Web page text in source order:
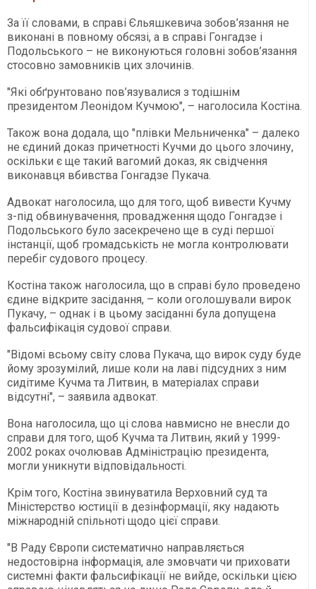
За її словами, в справі Єльяшкевича зобов’язання не
виконані в повному обсязі, а в справі Гонгадзе і
Подольського – не виконуються головні зобов’язання
стосовно замовників цих злочинів.
"Які обґрунтовано пов’язувалися з тодішнім
президентом Леонідом Кучмою", – наголосила Костіна.
Також вона додала, що "плівки Мельниченка" – далеко
не єдиний доказ причетності Кучми до цього злочину,
оскільки є ще такий вагомий доказ, як свідчення
виконавця вбивства Гонгадзе Пукача.
Адвокат наголосила, що для того, щоб вивести Кучму
з-під обвинувачення, провадження щодо Гонгадзе і
Подольського було засекречено ще в суді першої
інстанції, щоб громадськість не могла контролювати
перебіг судового процесу.
Костіна також наголосила, що в справі було проведено
єдине відкрите засідання, – коли оголошували вирок
Пукачу, – однак і в цьому засіданні була допущена
фальсифікація судової справи.
"Відомі всьому світу слова Пукача, що вирок суду буде
йому зрозумілий, лише коли на лаві підсудних з ним
сидітиме Кучма та Литвин, в матеріалах справи
відсутні", – заявила адвокат.
Вона наголосила, що ці слова навмисно не внесли до
справи для того, щоб Кучма та Литвин, який у 1999-
2002 роках очолював Адміністрацію президента,
могли уникнути відповідальності.
Крім того, Костіна звинуватила Верховний суд та
Міністерство юстиції в дезінформації, яку надають
міжнародній спільноті щодо цієї справи.
"В Раду Європи систематично направляється
недостовірна інформація, але змовчати чи приховати
системні факти фальсифікації не вийде, оскільки цією